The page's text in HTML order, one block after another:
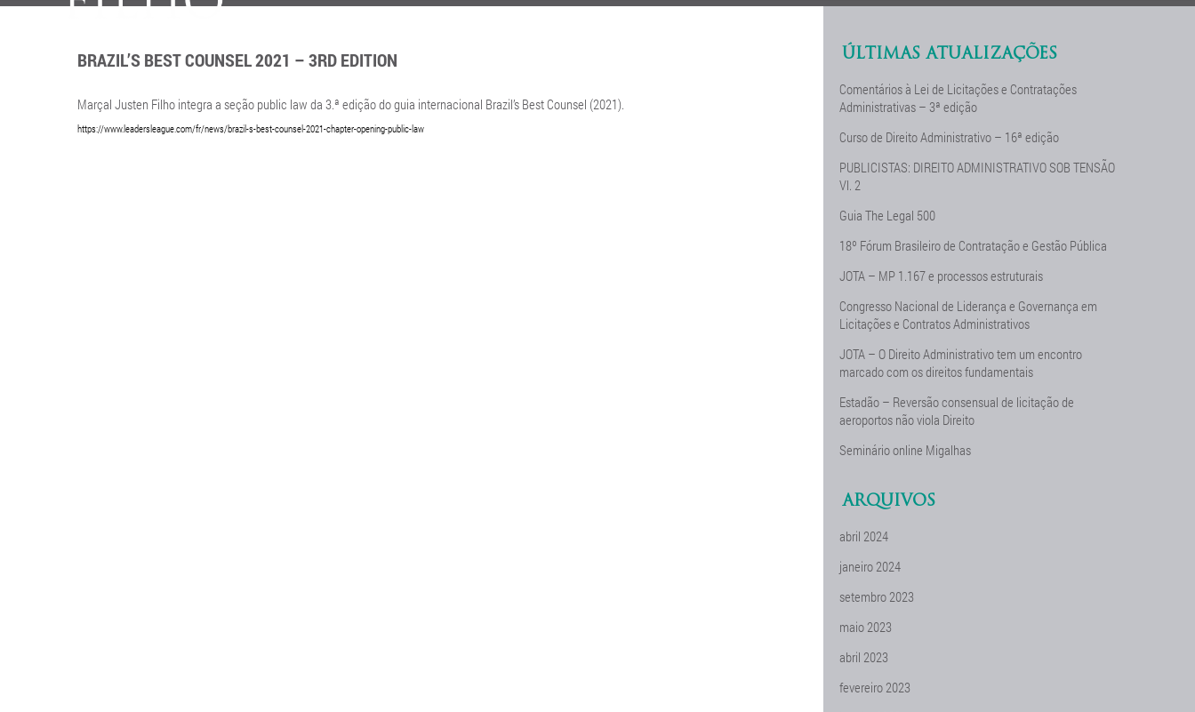
BRAZIL’S BEST COUNSEL 2021 – 3RD EDITION
Marçal Justen Filho integra a seção public law da 3.ª edição do guia internacional Brazil’s Best Counsel (2021).
https://www.leadersleague.com/fr/news/brazil-s-best-counsel-2021-chapter-opening-public-law
ÚLTIMAS ATUALIZAÇÕES
Comentários à Lei de Licitações e Contratações
Administrativas – 3ª edição
Curso de Direito Administrativo – 16ª edição
PUBLICISTAS: DIREITO ADMINISTRATIVO SOB TENSÃO
Vl. 2
Guia The Legal 500
18º Fórum Brasileiro de Contratação e Gestão Pública
JOTA – MP 1.167 e processos estruturais
Congresso Nacional de Liderança e Governança em
Licitações e Contratos Administrativos
JOTA – O Direito Administrativo tem um encontro
marcado com os direitos fundamentais
Estadão – Reversão consensual de licitação de
aeroportos não viola Direito
Seminário online Migalhas
ARQUIVOS
abril 2024
janeiro 2024
setembro 2023
maio 2023
abril 2023
fevereiro 2023